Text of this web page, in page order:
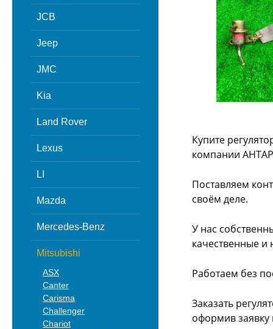
JCB
Jeep
JMC
Kia
Land Rover
Lexus
LI
Mazda
Mercedes-Benz
Mitsubishi
ASX
Canter
Carisma
Challenger
Chariot
Купите
компании
Поставляем
своём деле.
У нас
качественные и
Работаем без
Заказать
оформив заявку